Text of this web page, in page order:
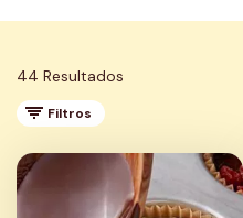
44 Resultados
Filtros